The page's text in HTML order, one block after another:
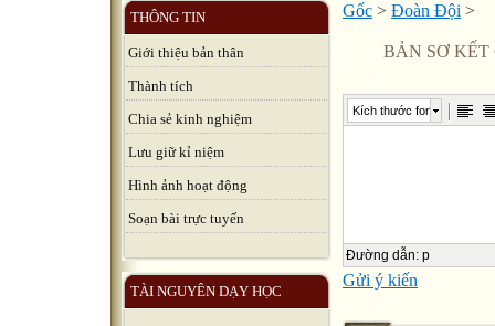
THÔNG TIN
Giới thiệu bản thân
Thành tích
Chia sẻ kinh nghiệm
Lưu giữ kỉ niệm
Hình ảnh hoạt động
Soạn bài trực tuyến
TÀI NGUYÊN DẠY HỌC
Gốc > Đoàn Đội >
BẢN SƠ
Kích thước font
Đường dẫn: p
Gửi ý kiến